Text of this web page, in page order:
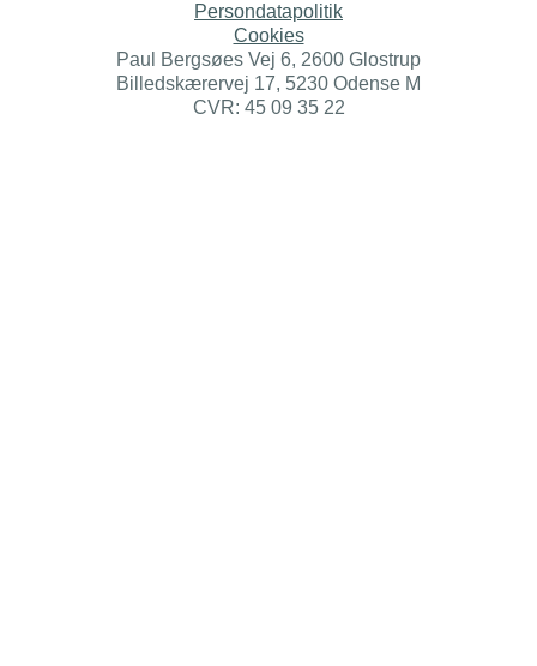
Persondatapolitik
Cookies
Paul Bergsøes Vej 6, 2600 Glostrup
Billedskærervej 17, 5230 Odense M
CVR: 45 09 35 22